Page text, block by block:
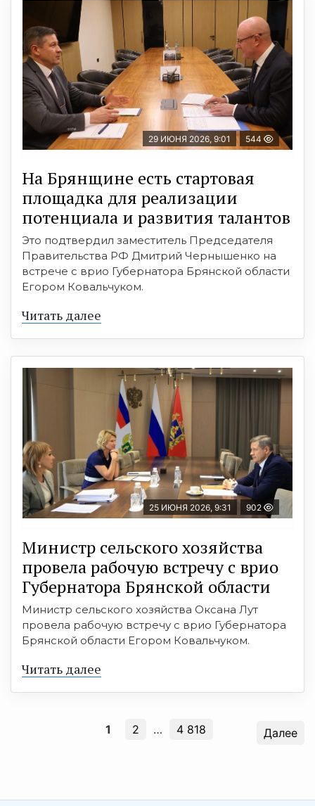
29 ИЮНЯ 2026, 9:01 544
На Брянщине есть стартовая
площадка для реализации
потенциала и развития талантов
Это подтвердил заместитель Председателя
Правительства РФ Дмитрий Чернышенко на
встрече с врио Губернатора Брянской области
Егором Ковальчуком.
Читать далее
25 ИЮНЯ 2026, 9:31 902
Министр сельского хозяйства
провела рабочую встречу с врио
Губернатора Брянской области
Министр сельского хозяйства Оксана Лут
провела рабочую встречу с врио Губернатора
Брянской области Егором Ковальчуком.
Читать далее
1 2 … 4 818 Далее